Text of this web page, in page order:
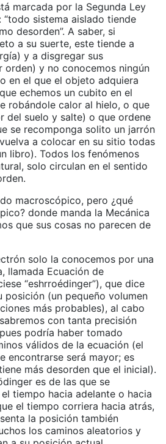
marcada por la Segunda Ley
“todo sistema aislado tiende
desorden”. A saber, si
a su suerte, este tiende a
y a disgregar sus
orden) y no conocemos ningún
en el que el objeto adquiera
echemos un cubito en el
robándole calor al hielo, o que
del suelo y salte) o que ordene
se recomponga solito un jarrón
a colocar en su sitio todas
libro). Todos los fenómenos
solo circulan en el sentido
macroscópico, pero ¿qué
donde manda la Mecánica
que sus cosas no parecen de
solo la conocemos por una
llamada Ecuación de
“eshrroédinger”), que dice
posición (un pequeño volumen
más probables), al cabo
con tanta precisión
podría haber tomado
válidos de la ecuación (el
encontrarse será mayor; es
más desorden que el inicial).
es de las que se
tiempo hacia adelante o hacia
el tiempo corriera hacia atrás,
la posición también
los caminos aleatorios y